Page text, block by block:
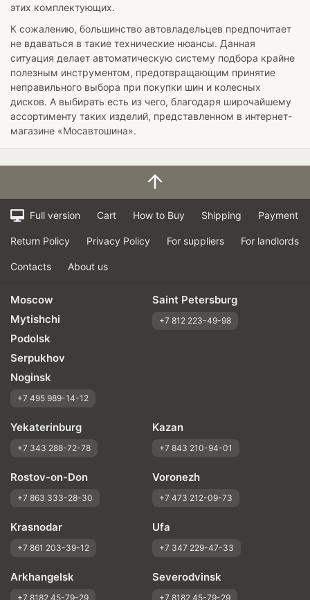
этих комплектующих.
К сожалению, большинство автовладельцев предпочитает
не вдаваться в такие технические нюансы. Данная
ситуация делает автоматическую систему подбора крайне
полезным инструментом, предотвращающим принятие
неправильного выбора при покупки шин и колесных
дисков. А выбирать есть из чего, благодаря широчайшему
ассортименту таких изделий, представленном в интернет-
магазине «Мосавтошина».
Full version Cart How to Buy Shipping Payment
Return Policy Privacy Policy For suppliers For landlords
Contacts About us
Moscow
Mytishchi
Podolsk
Serpukhov
Noginsk
+7 495 989-14-12
Saint Petersburg
+7 812 223-49-98
Yekaterinburg
+7 343 288-72-78
Kazan
+7 843 210-94-01
Rostov-on-Don
+7 863 333-28-30
Voronezh
+7 473 212-09-73
Krasnodar
+7 861 203-39-12
Ufa
+7 347 229-47-33
Arkhangelsk
+7 8182 45-79-29
Severodvinsk
+7 8182 45-79-29